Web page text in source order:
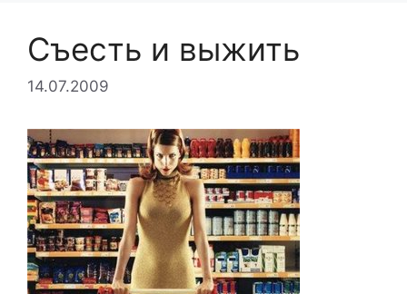
Съесть и выжить
14.07.2009